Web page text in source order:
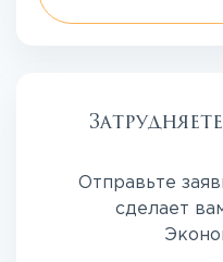
Отправьте
сделает